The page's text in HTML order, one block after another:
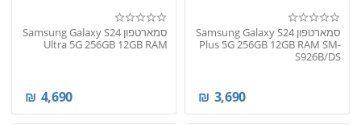
סמארטפון Samsung Galaxy S24
Plus 5G 256GB 12GB RAM SM-
S926B/DS
3,690
₪
סמארטפון Samsung Galaxy S24
Ultra 5G 256GB 12GB RAM
4,690
₪